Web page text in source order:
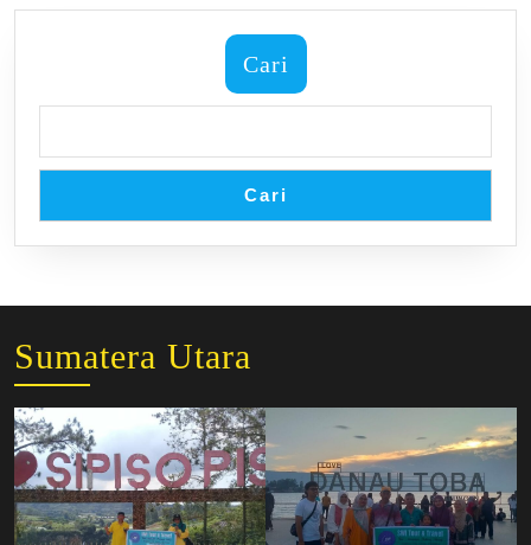
Rumah
Makan
Terapung
Cari
Cari
Sumatera Utara